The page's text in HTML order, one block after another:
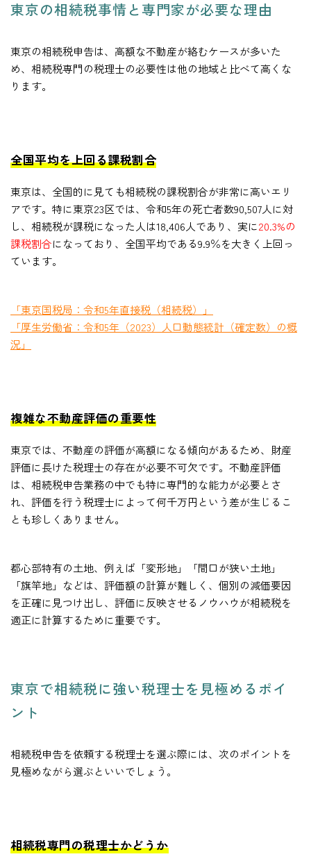
東京の相続税事情と専門家が必要な理由
東京の相続税申告は、高額な不動産が絡むケースが多いた
め、相続税専門の税理士の必要性は他の地域と比べて高くな
ります。
全国平均を上回る課税割合
東京は、全国的に見ても相続税の課税割合が非常に高いエリ
アです。特に東京23区では、令和5年の死亡者数90,507人に対
し、相続税が課税になった人は18,406人であり、実に20.3%の
課税割合になっており、全国平均である9.9％を大きく上回っ
ています。
「東京国税局：令和5年直接税（相続税）」
「厚生労働省：令和5年（2023）人口動態統計（確定数）の概
況」
複雑な不動産評価の重要性
東京では、不動産の評価が高額になる傾向があるため、財産
評価に長けた税理士の存在が必要不可欠です。不動産評価
は、相続税申告業務の中でも特に専門的な能力が必要とさ
れ、評価を行う税理士によって何千万円という差が生じるこ
とも珍しくありません。
都心部特有の土地、例えば「変形地」「間口が狭い土地」
「旗竿地」などは、評価額の計算が難しく、個別の減価要因
を正確に見つけ出し、評価に反映させるノウハウが相続税を
適正に計算するために重要です。
東京で相続税に強い税理士を見極めるポイ
ント
相続税申告を依頼する税理士を選ぶ際には、次のポイントを
見極めながら選ぶといいでしょう。
相続税専門の税理士かどうか